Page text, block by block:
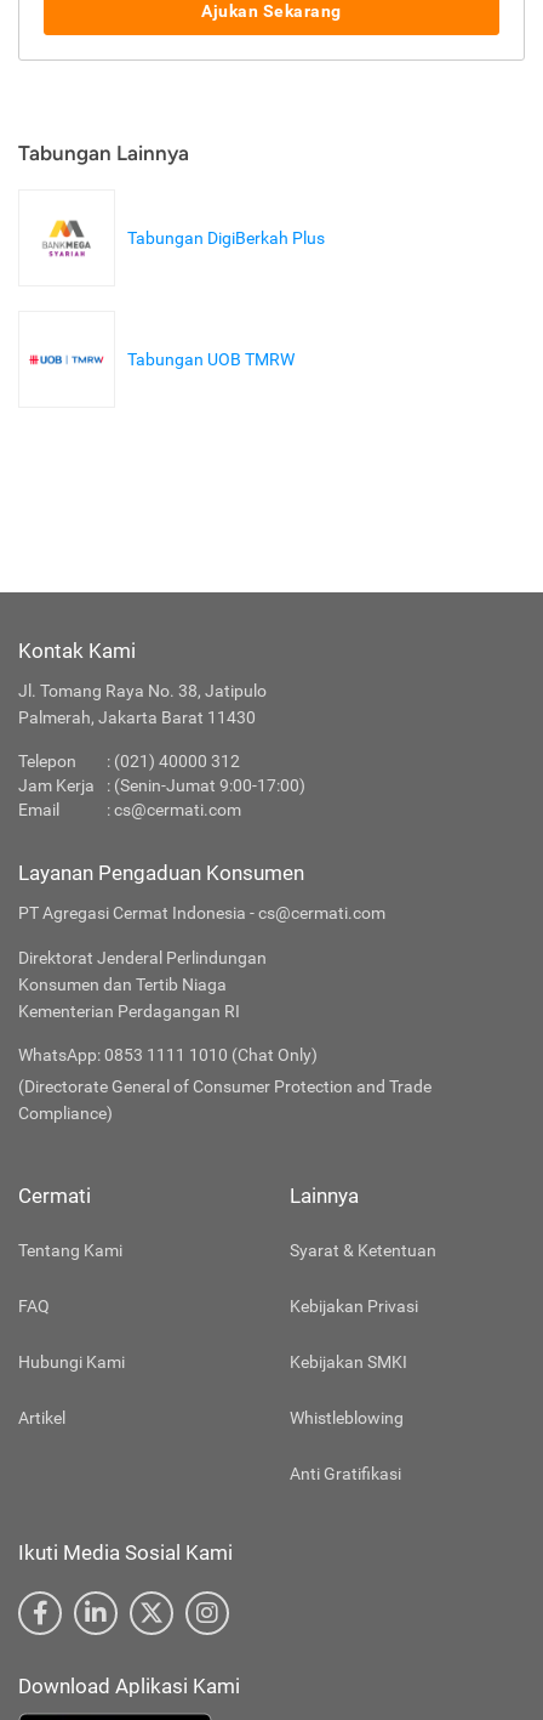
Ajukan Sekarang
Tabungan Lainnya
Tabungan DigiBerkah Plus
Tabungan UOB TMRW
Kontak Kami
Jl. Tomang Raya No. 38, Jatipulo
Palmerah, Jakarta Barat 11430
Telepon : (021) 40000 312
Jam Kerja
: (Senin-Jumat 9:00-17:00)
Email
:cs@cermati.com
Layanan Pengaduan Konsumen
PT Agregasi Cermat Indonesia - cs@cermati.com
Direktorat Jenderal Perlindungan
Konsumen dan Tertib Niaga
Kementerian Perdagangan RI
WhatsApp: 0853 1111 1010 (Chat Only)
(Directorate General of Consumer Protection and Trade
Compliance)
Cermati
Tentang Kami
FAQ
Hubungi Kami
Artikel
Lainnya
Syarat & Ketentuan
Kebijakan Privasi
Kebijakan SMKI
Whistleblowing
Anti Gratifikasi
Ikuti Media Sosial Kami
Download Aplikasi Kami